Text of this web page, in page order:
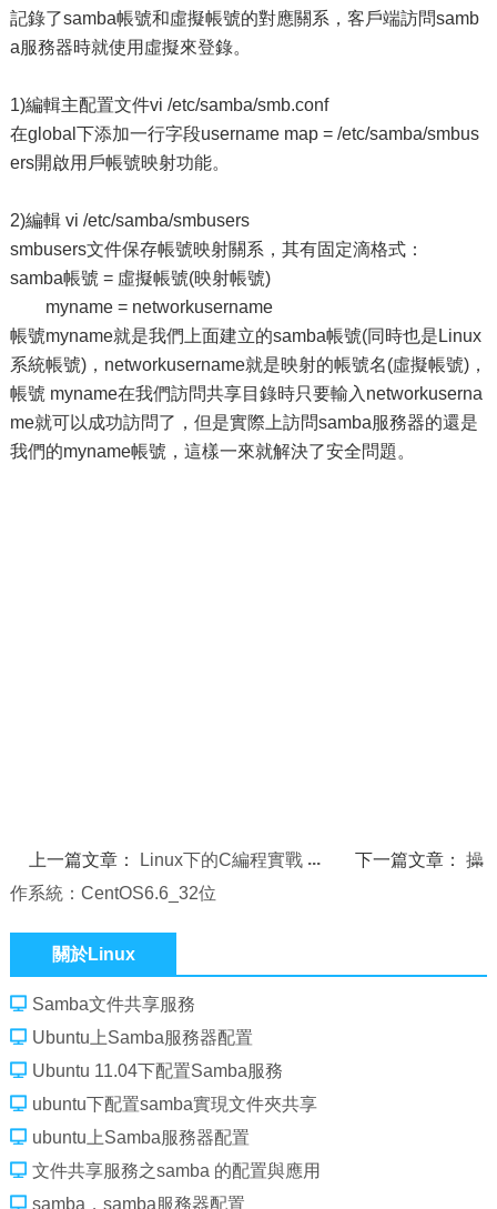
記錄了samba帳號和虛擬帳號的對應關系，客戶端訪問samb
a服務器時就使用虛擬來登錄。
1)編輯主配置文件vi /etc/samba/smb.conf
在global下添加一行字段username map = /etc/samba/smbus
ers開啟用戶帳號映射功能。
2)編輯 vi /etc/samba/smbusers
smbusers文件保存帳號映射關系，其有固定滴格式：
samba帳號 = 虛擬帳號(映射帳號)
myname = networkusername
帳號myname就是我們上面建立的samba帳號(同時也是Linux
系統帳號)，networkusername就是映射的帳號名(虛擬帳號)，
帳號 myname在我們訪問共享目錄時只要輸入networkuserna
me就可以成功訪問了，但是實際上訪問samba服務器的還是
我們的myname帳號，這樣一來就解決了安全問題。
上一篇文章： Linux下的C編程實戰 下一篇文章：操
作系統：CentOS6.6_32位
關於Linux
Samba文件共享服務
Ubuntu上Samba服務器配置
Ubuntu 11.04下配置Samba服務
ubuntu下配置samba實現文件夾共享
ubuntu上Samba服務器配置
文件共享服務之samba 的配置與應用
samba，samba服務器配置